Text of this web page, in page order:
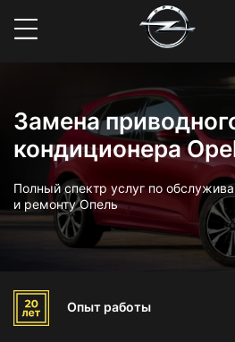
Замена
кондиционера
Полный спектр услуг по
и ремонту Опель
Опыт работы